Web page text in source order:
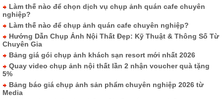
Làm thế nào để chọn dịch vụ chụp ảnh quán cafe chuyên
nghiệp?
Làm thế nào để chụp ảnh quán cafe chuyên nghiệp?
Hướng Dẫn Chụp Ảnh Nội Thất Đẹp: Kỹ Thuật & Thông Số Từ
Chuyên Gia
Bảng giá gói chụp ảnh khách sạn resort mới nhất 2026
Quay video chụp ảnh nội thất lần 2 nhận voucher quà tặng
5%
Bảng báo giá chụp ảnh sản phẩm chuyên nghiệp 2026 từ
Media